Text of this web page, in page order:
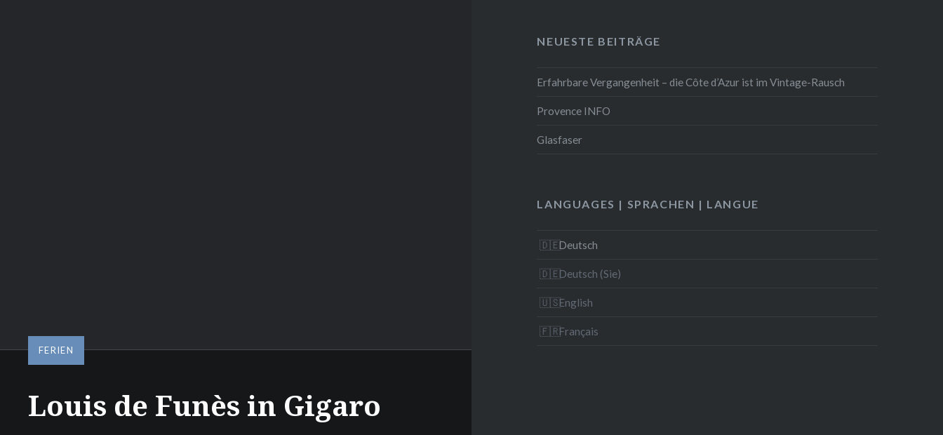
FERIEN
Louis de Funès in Gigaro
NEUESTE BEITRÄGE
Erfahrbare Vergangenheit – die Côte d’Azur ist im Vintage-Rausch
Provence INFO
Glasfaser
LANGUAGES | SPRACHEN | LANGUE
Deutsch
Deutsch (Sie)
English
Français